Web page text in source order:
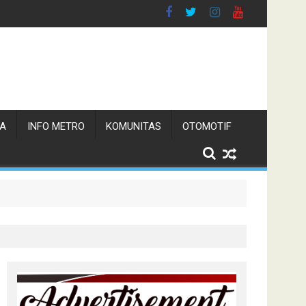
INFO METRO KOMUNITAS OTOMOTIF